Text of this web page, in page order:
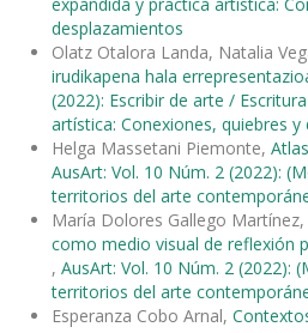
desplazamientos
Olatz Otalora Landa, Natalia
irudikapena hala
(2022): Escribir de arte /
artística: Conexiones, quiebres
Helga Massetani Piemonte,
AusArt: Vol. 10 Núm. 2 (2022):
territorios del arte
María Dolores Gallego Martínez,
como medio visual de reflexión
, AusArt: Vol. 10 Núm. 2 (2022):
territorios del arte
Esperanza Cobo Arnal,